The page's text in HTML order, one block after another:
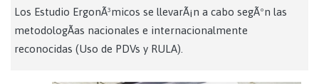
Los Estudio ErgonÃ³micos se llevarÃ¡n a cabo segÃºn las
metodologÃ­as nacionales e internacionalmente
reconocidas (Uso de PDVs y RULA).